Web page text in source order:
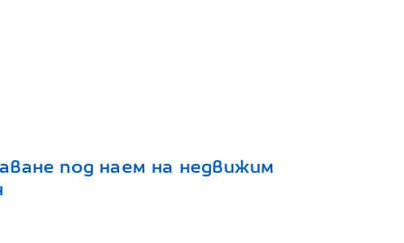
под наем на недвижим